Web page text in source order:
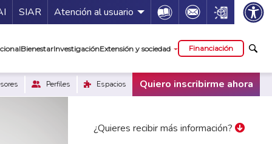
de servicios
SIAR Atención al usuario Icon Icon Icon
BienestarInvestigaciónExtensión y sociedad Financiación
Perfiles Espacios Quiero inscribirme ahora
¿Quieres recibir más información?